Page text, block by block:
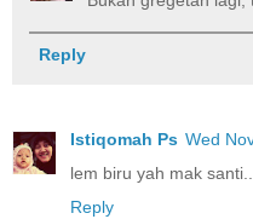
Reply
Istiqomah Ps Wed
lem biru yah mak
Reply